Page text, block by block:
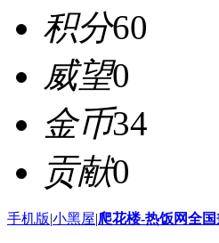
积分60
威望0
金币34
贡献0
手机版|小黑屋|爬花楼-热饭网全